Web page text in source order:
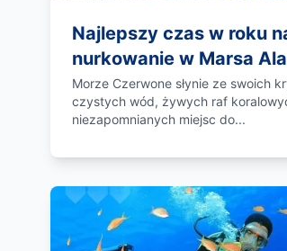
Najlepszy czas w roku
nurkowanie w Marsa
Morze Czerwone słynie ze swoich
czystych wód, żywych raf
niezapomnianych miejsc do...